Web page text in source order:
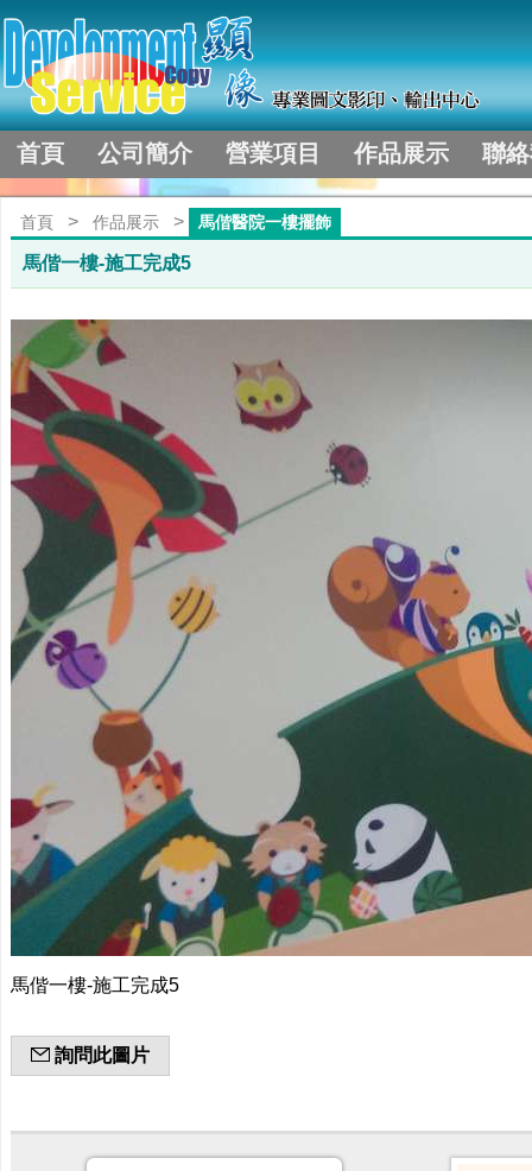
首頁 公司簡介 營業項目 作品展示 聯
首頁 > 作品展示 > 馬偕醫院一樓擺飾
馬偕一樓-施工完成5
馬偕一樓-施工完成5
詢問此圖片